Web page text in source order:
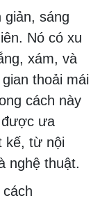
giản, sáng
Nó có xu
xám, và
thoải mái
cách này
được ưa
kế, từ nội
nghệ thuật.